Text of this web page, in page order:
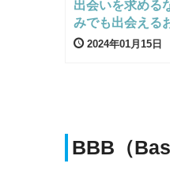
出会いを求める
みでも出会える
2024年01月15日
BBB（